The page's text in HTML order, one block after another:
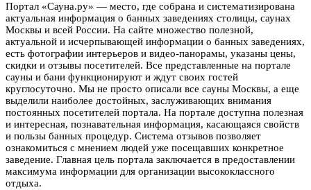
Портал «Сауна.ру» — место, где собрана и систематизирована
актуальная информация о банных заведениях столицы, саунах
Москвы и всей России. На сайте множество полезной,
актуальной и исчерпывающей информации о банных заведениях,
есть фотографии интерьеров и видео-панорамы, указаны цены,
скидки и отзывы посетителей. Все представленные на портале
сауны и бани функционируют и ждут своих гостей
круглосуточно. Мы не просто описали все сауны Москвы, а еще
выделили наиболее достойных, заслуживающих внимания
постоянных посетителей портала. На портале доступна полезная
и интересная, познавательная информация, касающаяся свойств
и пользы банных процедур. Система отзывов позволяет
ознакомиться с мнением людей уже посещавших конкретное
заведение. Главная цель портала заключается в предоставлении
максимума информации для организации высококлассного
отдыха.